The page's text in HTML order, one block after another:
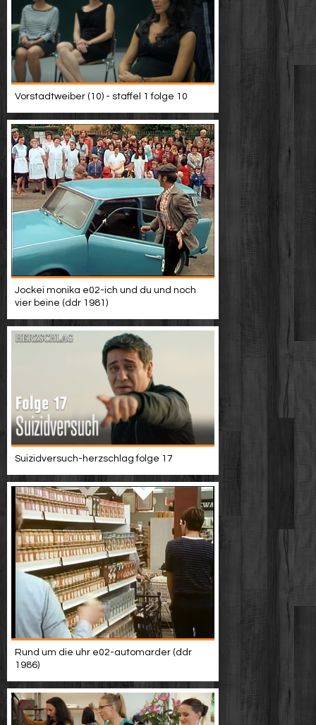
Vorstadtweiber (10) - staffel 1 folge 10
Jockei monika e02-ich und du und noch
vier beine (ddr 1981)
Suizidversuch-herzschlag folge 17
Rund um die uhr e02-automarder (ddr
1986)